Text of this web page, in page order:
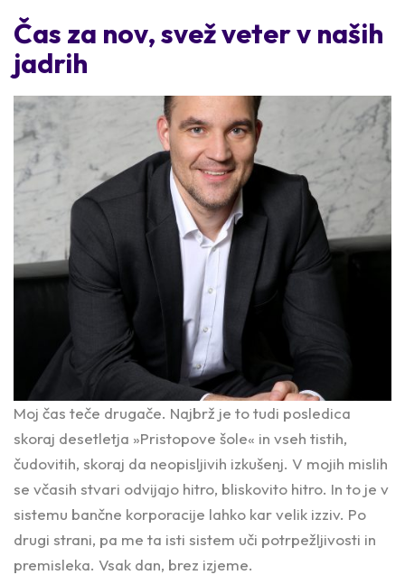
Čas za nov, svež veter v naših
jadrih
Moj čas teče drugače. Najbrž je to tudi posledica
skoraj desetletja »Pristopove šole« in vseh tistih,
čudovitih, skoraj da neopisljivih izkušenj. V mojih mislih
se včasih stvari odvijajo hitro, bliskovito hitro. In to je v
sistemu bančne korporacije lahko kar velik izziv. Po
drugi strani, pa me ta isti sistem uči potrpežljivosti in
premisleka. Vsak dan, brez izjeme.